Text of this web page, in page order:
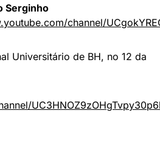
Serginho
channel/
Universitário de BH, no 12 da